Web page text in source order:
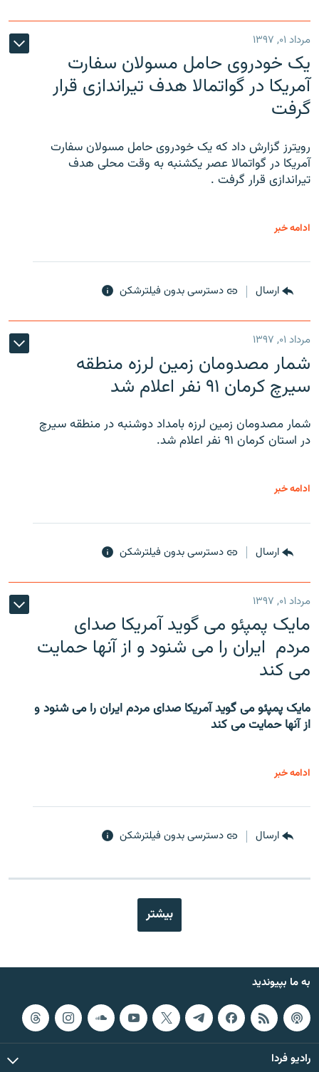
مرداد ۰۱, ۱۳۹۷
یک خودروی حامل مسولان سفارت
آمریکا در گواتمالا هدف تیراندازی قرار
گرفت
رویترز گزارش داد که یک خودروی حامل مسولان سفارت
آمریکا در گواتمالا عصر یکشنبه به وقت محلی هدف
تیراندازی قرار گرفت .
ادامه خبر
ارسال دسترسی بدون فیلترشکن
مرداد ۰۱, ۱۳۹۷
شمار مصدومان زمین لرزه منطقه
سیرچ کرمان ۹۱ نفر اعلام شد
شمار مصدومان زمین لرزه بامداد دوشنبه در منطقه سیرچ
در استان کرمان ۹۱ نفر اعلام شد.
ادامه خبر
ارسال دسترسی بدون فیلترشکن
مرداد ۰۱, ۱۳۹۷
مایک پمپئو می گوید آمریکا صدای
مردم ایران را می شنود و از آنها حمایت
می کند
مایک پمپئو می گوید آمریکا صدای مردم ایران را می شنود و
از آنها حمایت می کند
ادامه خبر
ارسال دسترسی بدون فیلترشکن
بیشتر
به ما بپیوندید
رادیو فردا